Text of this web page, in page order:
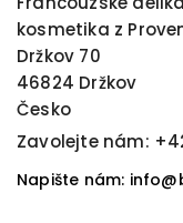
kosmetika z
Držkov 70
46824 Držkov
Česko
Zavolejte nám:
Napište nám: